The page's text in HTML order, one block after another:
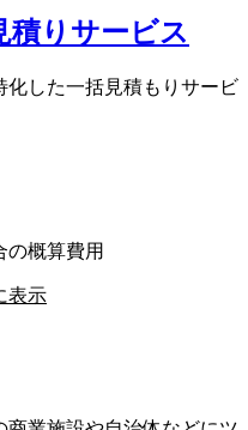
積りサービス
化した一括見積もりサービ
概算費用
表示